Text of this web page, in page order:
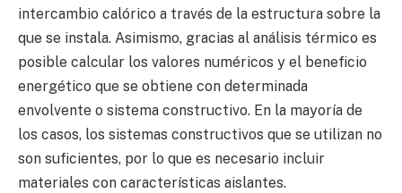
intercambio calórico a través de la estructura sobre la
que se instala. Asimismo, gracias al análisis térmico es
posible calcular los valores numéricos y el beneficio
energético que se obtiene con determinada
envolvente o sistema constructivo. En la mayoría de
los casos, los sistemas constructivos que se utilizan no
son suficientes, por lo que es necesario incluir
materiales con características aislantes.